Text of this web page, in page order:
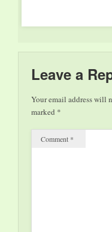
Leave a
Your email address will
marked *
Comment *